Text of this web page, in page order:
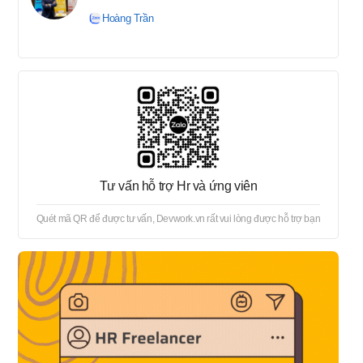
tuyển → Offer → Thủ tục
Hoàng Trần
Tư vấn hỗ trợ Hr và ứng viên
Quét mã QR để được tư vấn, Devwork.vn rất vui lòng được hỗ trợ bạn